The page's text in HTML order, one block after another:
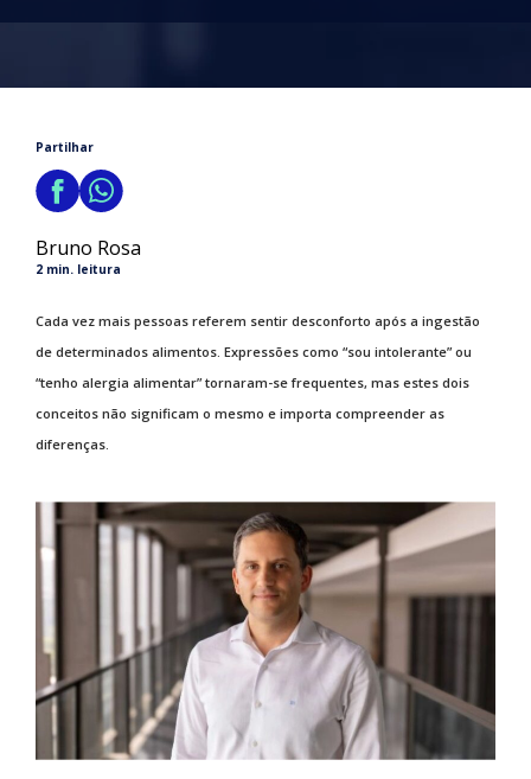
Partilhar
Bruno Rosa
2 min. leitura
Cada vez mais pessoas referem sentir desconforto após a ingestão
de determinados alimentos. Expressões como “sou intolerante” ou
“tenho alergia alimentar” tornaram-se frequentes, mas estes dois
conceitos não significam o mesmo e importa compreender as
diferenças.